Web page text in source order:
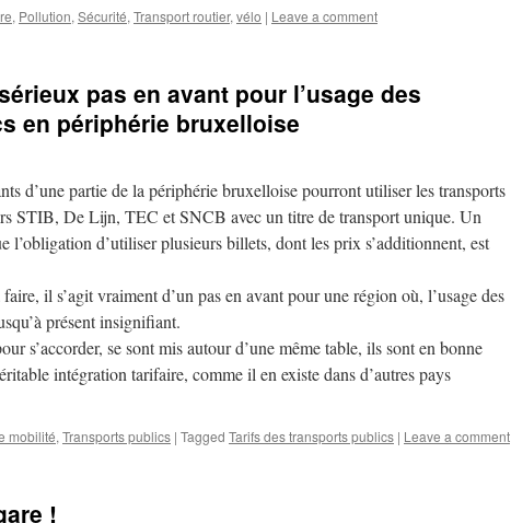
, Pollution, Sécurité, Transport routier, vélo | Leave a comment
pas en avant pour l’usage des
en périphérie bruxelloise
d’une partie de la périphérie bruxelloise pourront utiliser les transports
STIB, De Lijn, TEC et SNCB avec un titre de transport unique. Un
l’obligation d’utiliser plusieurs billets, dont les prix s’additionnent, est
il s’agit vraiment d’un pas en avant pour une région où, l’usage des
présent insignifiant.
s’accorder, se sont mis autour d’une même table, ils sont en bonne
intégration tarifaire, comme il en existe dans d’autres pays
mobilité, Transports publics | Tagged Tarifs des transports publics | Leave a comment
!